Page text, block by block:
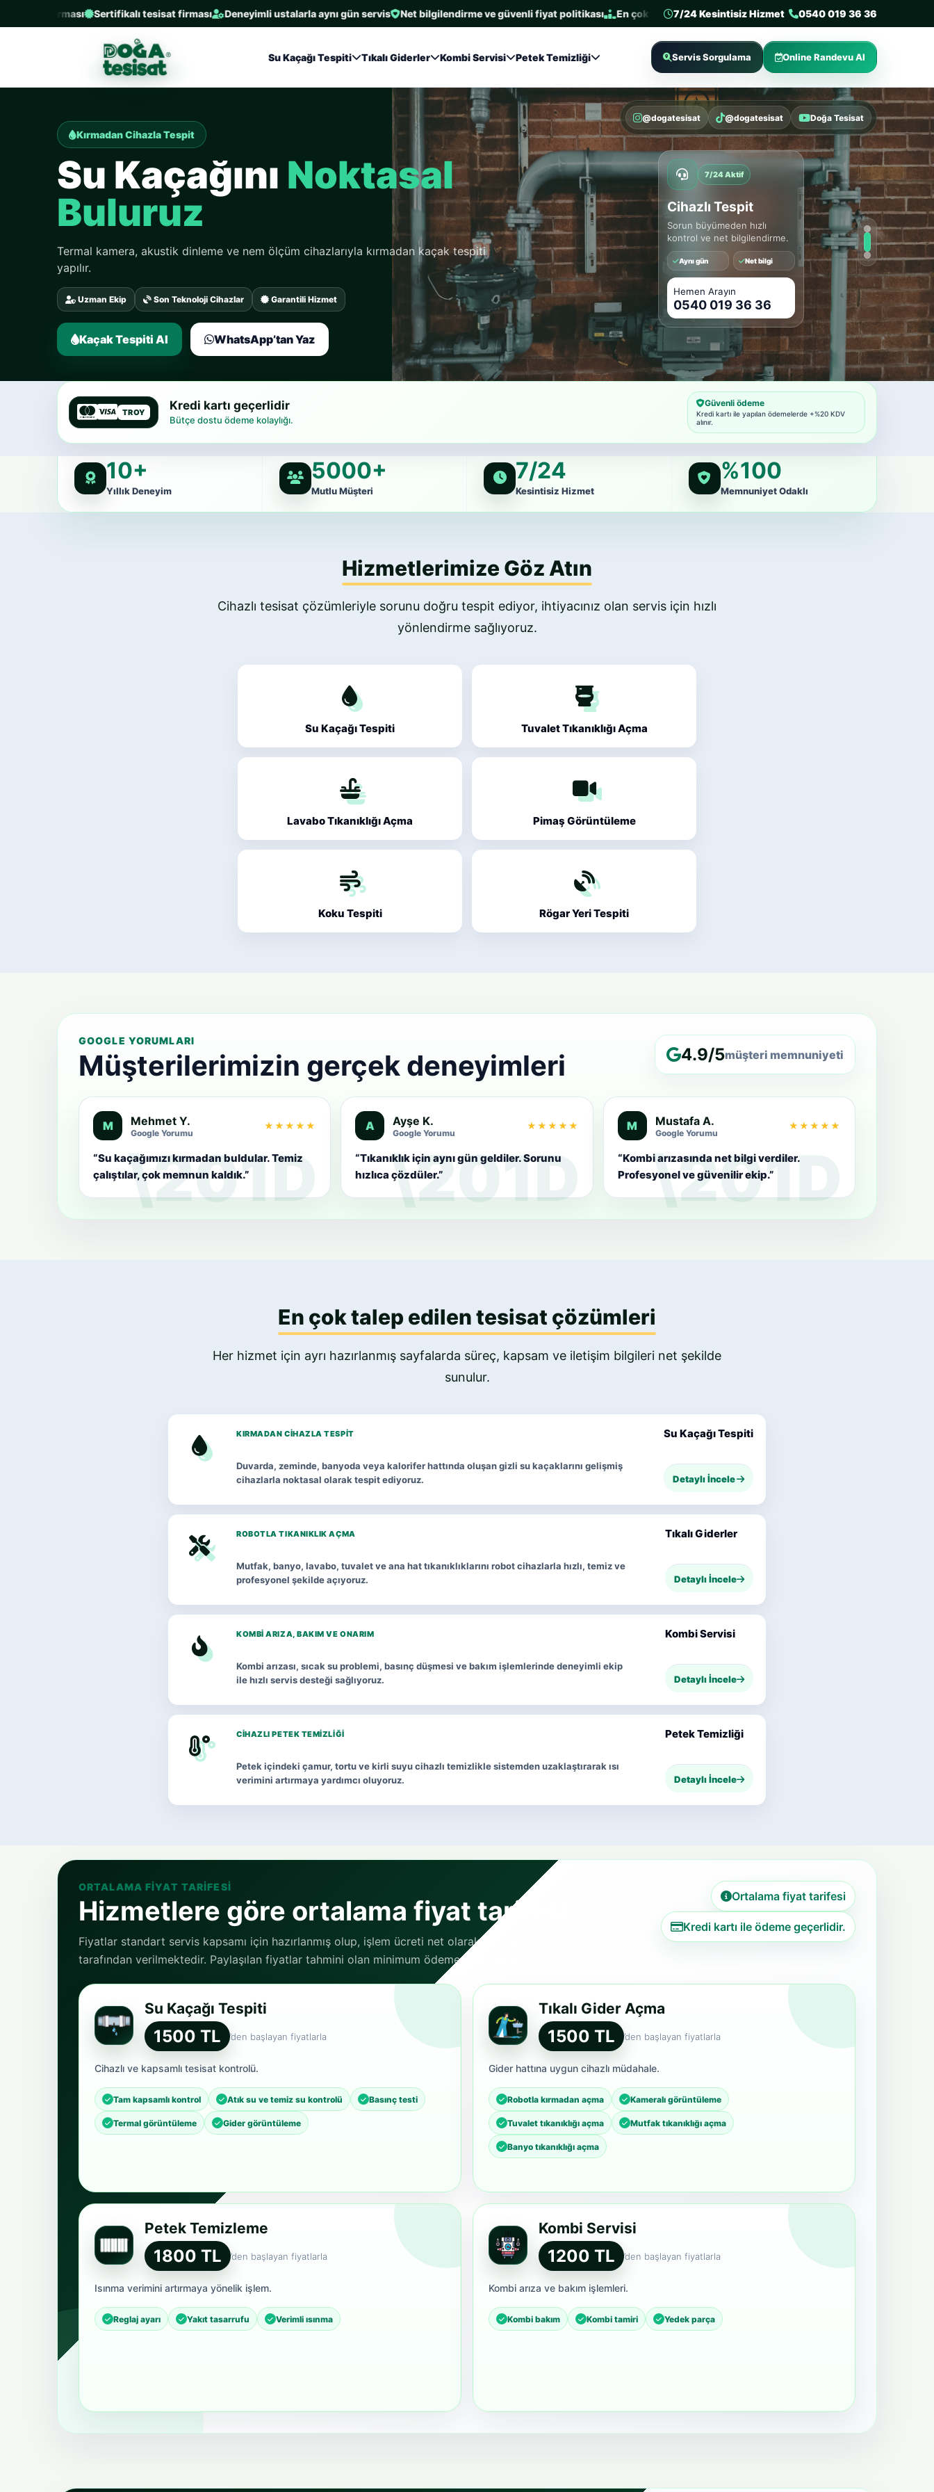
Sertifikalı tesisat firması Deneyimli ustalarla aynı gün servis Net bilgilendirme ve güvenli fiyat politikası En çok tercih edilen 3. tesisat firması Sertifikalı tesisat firması
7/24 Kesintisiz Hizmet 0540 019 36 36
Su Kaçağı Tespiti Tıkalı Giderler Kombi Servisi Petek Temizliği Servis Sorgulama Online Randevu Al
@dogatesisat @dogatesisat Doğa Tesisat
Kırmadan Cihazla Tespit
Su Kaçağını Noktasal
Buluruz
Termal kamera, akustik dinleme ve nem ölçüm cihazlarıyla kırmadan kaçak tespiti
yapılır.
Uzman Ekip Son Teknoloji Cihazlar Garantili Hizmet
Kaçak Tespiti Al WhatsApp’tan Yaz
7/24 Aktif
Cihazlı Tespit
Sorun büyümeden hızlı
kontrol ve net bilgilendirme.
Aynı gün Net bilgi
Hemen Arayın
0540 019 36 36
TROY Kredi kartı geçerlidir
Bütçe dostu ödeme kolaylığı.
Güvenli ödeme
Kredi kartı ile yapılan ödemelerde +%20 KDV
alınır.
10+
Yıllık Deneyim
5000+
Mutlu Müşteri
7/24
Kesintisiz Hizmet
%100
Memnuniyet Odaklı
Hizmetlerimize Göz Atın
Cihazlı tesisat çözümleriyle sorunu doğru tespit ediyor, ihtiyacınız olan servis için hızlı
yönlendirme sağlıyoruz.
Su Kaçağı Tespiti Tuvalet Tıkanıklığı Açma
Lavabo Tıkanıklığı Açma Pimaş Görüntüleme
Koku Tespiti Rögar Yeri Tespiti
GOOGLE YORUMLARI
Müşterilerimizin gerçek deneyimleri 4.9/5müşteri memnuniyeti
M Mehmet Y.
Google Yorumu
★★★★★
“Su kaçağımızı kırmadan buldular. Temiz
çalıştılar, çok memnun kaldık.”
A Ayşe K.
Google Yorumu
★★★★★
“Tıkanıklık için aynı gün geldiler. Sorunu
hızlıca çözdüler.”
M Mustafa A.
Google Yorumu
★★★★★
“Kombi arızasında net bilgi verdiler.
Profesyonel ve güvenilir ekip.”
En çok talep edilen tesisat çözümleri
Her hizmet için ayrı hazırlanmış sayfalarda süreç, kapsam ve iletişim bilgileri net şekilde
sunulur.
KIRMADAN CIHAZLA TESPIT Su Kaçağı Tespiti
Duvarda, zeminde, banyoda veya kalorifer hattında oluşan gizli su kaçaklarını gelişmiş
cihazlarla noktasal olarak tespit ediyoruz.
Detaylı İncele
ROBOTLA TIKANIKLIK AÇMA Tıkalı Giderler
Mutfak, banyo, lavabo, tuvalet ve ana hat tıkanıklıklarını robot cihazlarla hızlı, temiz ve
profesyonel şekilde açıyoruz.
Detaylı İncele
KOMBI ARIZA, BAKIM VE ONARIM Kombi Servisi
Kombi arızası, sıcak su problemi, basınç düşmesi ve bakım işlemlerinde deneyimli ekip
ile hızlı servis desteği sağlıyoruz.
Detaylı İncele
CIHAZLI PETEK TEMIZLIĞI Petek Temizliği
Petek içindeki çamur, tortu ve kirli suyu cihazlı temizlikle sistemden uzaklaştırarak ısı
verimini artırmaya yardımcı oluyoruz.
Detaylı İncele
ORTALAMA FIYAT TARIFESI
Hizmetlere göre ortalama fiyat tarifesi
Fiyatlar standart servis kapsamı için hazırlanmış olup, işlem ücreti net olarak danışanlarımız
tarafından verilmektedir. Paylaşılan fiyatlar tahmini olan minimum ödeme tutarlarıdır.
Ortalama fiyat tarifesi
Kredi kartı ile ödeme geçerlidir.
Su Kaçağı Tespiti
1500 TL ’den başlayan fiyatlarla
Cihazlı ve kapsamlı tesisat kontrolü.
Tam kapsamlı kontrol Atık su ve temiz su kontrolü Basınç testi
Termal görüntüleme Gider görüntüleme
Tıkalı Gider Açma
1500 TL ’den başlayan fiyatlarla
Gider hattına uygun cihazlı müdahale.
Robotla kırmadan açma Kameralı görüntüleme
Tuvalet tıkanıklığı açma Mutfak tıkanıklığı açma
Banyo tıkanıklığı açma
Petek Temizleme
1800 TL ’den başlayan fiyatlarla
Isınma verimini artırmaya yönelik işlem.
Reglaj ayarı Yakıt tasarrufu Verimli ısınma
Kombi Servisi
1200 TL ’den başlayan fiyatlarla
Kombi arıza ve bakım işlemleri.
Kombi bakım Kombi tamiri Yedek parça